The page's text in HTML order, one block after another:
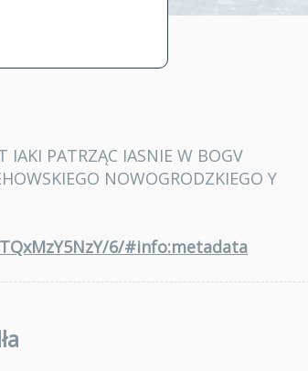
IAKI PATRZĄC IASNIE W BOGV
NOWOGRODZKIEGO Y
6/#info:metadata